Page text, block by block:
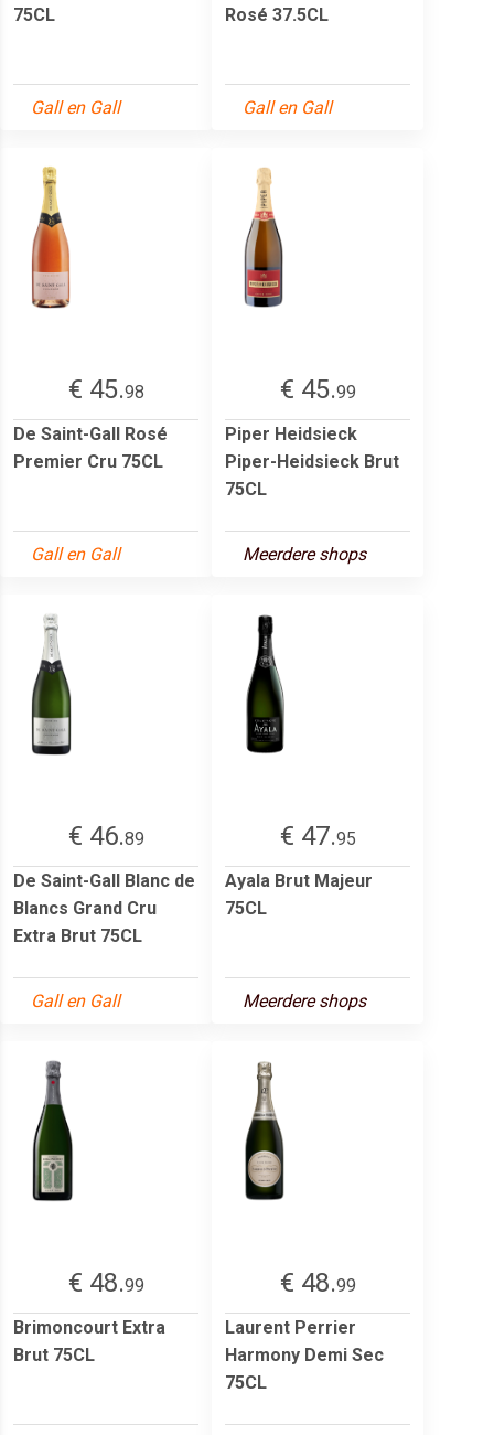
75CL
Gall en Gall
Rosé 37.5CL
Gall en Gall
€ 45.98
De Saint-Gall Rosé
Premier Cru 75CL
Gall en Gall
€ 45.99
Piper Heidsieck
Piper-Heidsieck Brut
75CL
Meerdere shops
€ 46.89
De Saint-Gall Blanc de
Blancs Grand Cru
Extra Brut 75CL
Gall en Gall
€ 47.95
Ayala Brut Majeur
75CL
Meerdere shops
€ 48.99
Brimoncourt Extra
Brut 75CL
€ 48.99
Laurent Perrier
Harmony Demi Sec
75CL